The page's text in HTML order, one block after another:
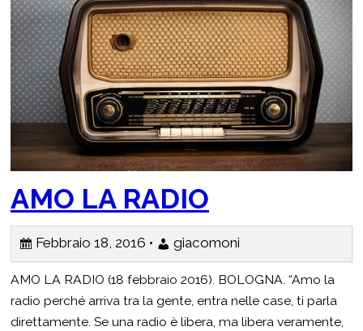
AMO LA RADIO
Febbraio 18, 2016 • giacomoni
AMO LA RADIO (18 febbraio 2016). BOLOGNA. “Amo la
radio perché arriva tra la gente, entra nelle case, ti parla
direttamente. Se una radio è libera, ma libera veramente,